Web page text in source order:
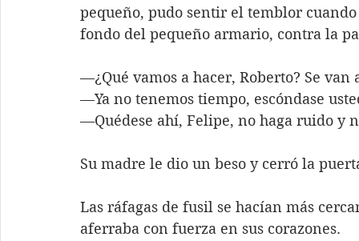
pequeño, pudo sentir el temblor
fondo del pequeño armario, contra la
—¿Qué vamos a hacer, Roberto? Se
—Ya no tenemos tiempo, escóndase
—Quédese ahí, Felipe, no haga ruido y
Su madre le dio un beso y cerró la
Las ráfagas de fusil se hacían más
aferraba con fuerza en sus corazones.